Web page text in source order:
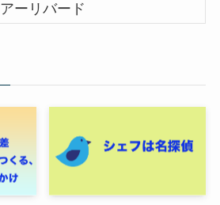
アーリバード